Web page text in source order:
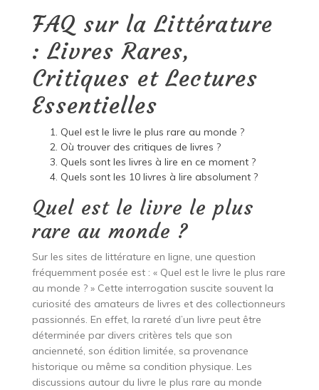
FAQ sur la Littérature
: Livres Rares,
Critiques et Lectures
Essentielles
Quel est le livre le plus rare au monde ?
Où trouver des critiques de livres ?
Quels sont les livres à lire en ce moment ?
Quels sont les 10 livres à lire absolument ?
Quel est le livre le plus
rare au monde ?
Sur les sites de littérature en ligne, une question
fréquemment posée est : « Quel est le livre le plus rare
au monde ? » Cette interrogation suscite souvent la
curiosité des amateurs de livres et des collectionneurs
passionnés. En effet, la rareté d’un livre peut être
déterminée par divers critères tels que son
ancienneté, son édition limitée, sa provenance
historique ou même sa condition physique. Les
discussions autour du livre le plus rare au monde